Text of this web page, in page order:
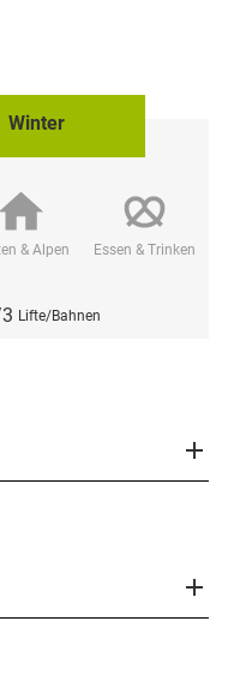
Winter
& Alpen Essen & Trinken
Lifte/Bahnen